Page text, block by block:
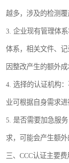
越多，涉及的检测覆
3. 企业现有管理体
体系，相关文件、
因整改产生的额外成
4. 选择的认证机构
业可根据自身需求进
5. 是否需要加急服
求，可能会产生额外
三、CCC认证主要